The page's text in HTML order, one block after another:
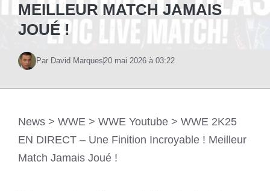
MEILLEUR MATCH JAMAIS
JOUÉ !
Par David Marques20 mai 2026 à 03:22
News > WWE > WWE Youtube > WWE 2K25
EN DIRECT – Une Finition Incroyable ! Meilleur
Match Jamais Joué !